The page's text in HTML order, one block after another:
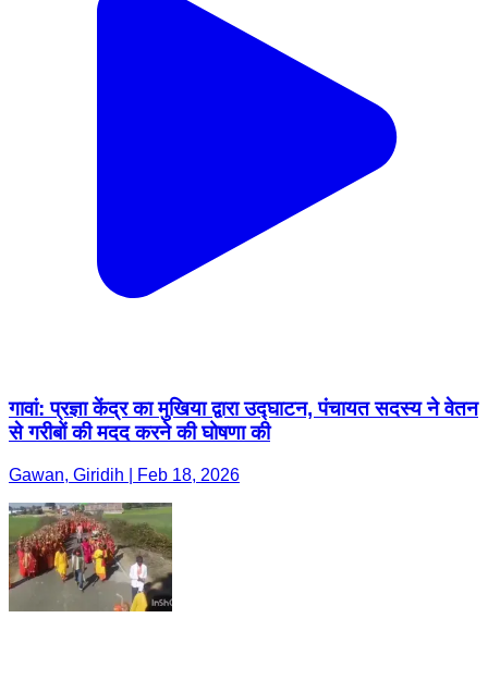
गावां: प्रज्ञा केंद्र का मुखिया द्वारा उद्घाटन, पंचायत सदस्य ने वेतन
से गरीबों की मदद करने की घोषणा की
Gawan, Giridih | Feb 18, 2026